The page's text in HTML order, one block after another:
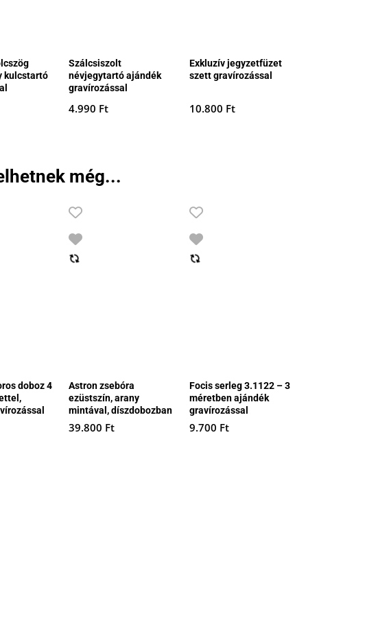
kulcstartó
Szálcsiszolt
névjegytartó ajándék
gravírozással
4.990 Ft
Exkluzív jegyzetfüzet
szett gravírozással
10.800 Ft
még...
doboz 4
Astron zsebóra
ezüstszín, arany
mintával, díszdobozban
39.800 Ft
Focis serleg 3.1122 – 3
méretben ajándék
gravírozással
9.700 Ft